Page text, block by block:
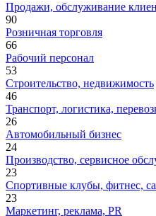
Продажи, обслуживание
90
Розничная торговля
66
Рабочий персонал
53
Строительство, недвижимость
46
Транспорт, логистика,
26
Автомобильный бизнес
24
Производство, сервисное
23
Спортивные клубы, фитнес,
23
Маркетинг, реклама, PR